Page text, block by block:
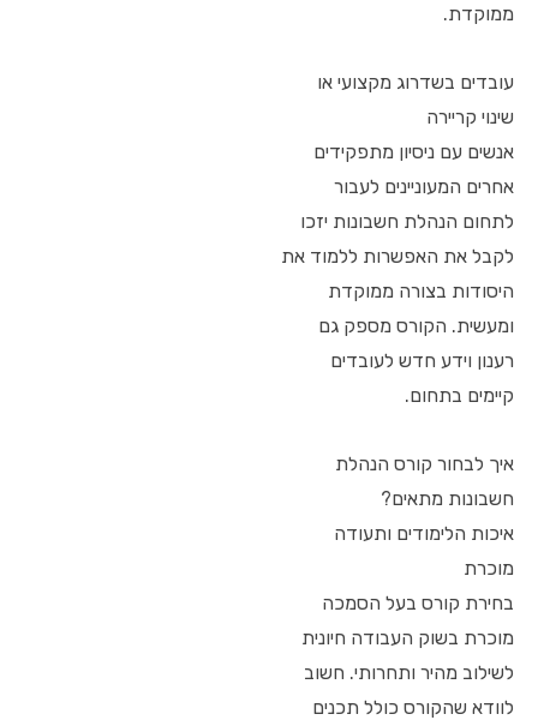
ממוקדת.
עובדים בשדרוג מקצועי או
שינוי קריירה
אנשים עם ניסיון מתפקידים
אחרים המעוניינים לעבור
לתחום הנהלת חשבונות יזכו
לקבל את האפשרות ללמוד את
היסודות בצורה ממוקדת
ומעשית. הקורס מספק גם
רענון וידע חדש לעובדים
קיימים בתחום.
איך לבחור קורס הנהלת
חשבונות מתאים?
איכות הלימודים ותעודה
מוכרת
בחירת קורס בעל הסמכה
מוכרת בשוק העבודה חיונית
לשילוב מהיר ותחרותי. חשוב
לוודא שהקורס כולל תכנים